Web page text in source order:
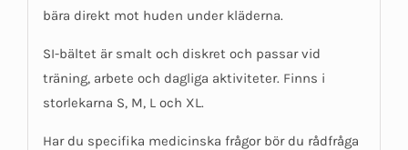
bära direkt mot huden under kläderna.
SI-bältet är smalt och diskret och passar vid
träning, arbete och dagliga aktiviteter. Finns i
storlekarna S, M, L och XL.
Har du specifika medicinska frågor bör du rådfråga